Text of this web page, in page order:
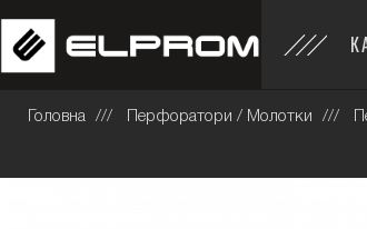
Головна Перфоратори / Молотки